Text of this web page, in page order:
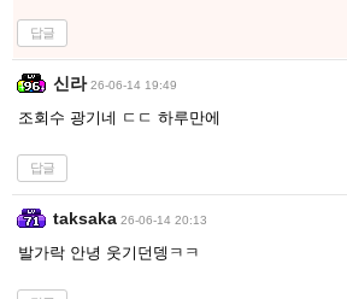
답글
신라 26-06-14 19:49
조회수 광기네 ㄷㄷ 하루만에
답글
taksaka 26-06-14 20:13
발가락 안녕 웃기던뎅ㅋㅋ